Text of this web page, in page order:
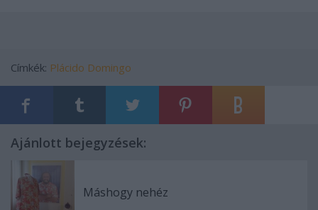
Címkék: Plácido Domingo
Ajánlott bejegyzések:
Máshogy nehéz